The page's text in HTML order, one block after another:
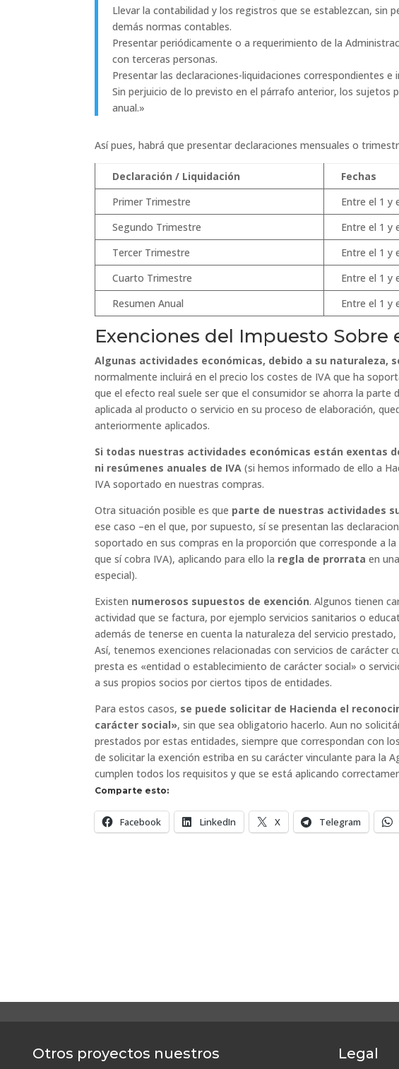
Llevar la contabilidad y los registros que se establezcan, sin
demás normas contables.
Presentar periódicamente o a requerimiento de la
con terceras personas.
Presentar las declaraciones-liquidaciones correspondientes
Sin perjuicio de lo previsto en el párrafo anterior, los sujetos
anual.»
Así pues, habrá que presentar declaraciones mensuales o
Declaración / Liquidación
Fechas
Primer Trimestre
Entre el 1 y
Segundo Trimestre
Entre el 1 y
Tercer Trimestre
Entre el 1 y
Cuarto Trimestre
Entre el 1 y
Resumen Anual
Entre el 1 y
Exenciones del Impuesto Sobre
Algunas actividades económicas, debido a su naturaleza,
normalmente incluirá en el precio los costes de IVA que ha
que el efecto real suele ser que el consumidor se ahorra la parte
aplicada al producto o servicio en su proceso de elaboración,
anteriormente aplicados.
Si todas nuestras actividades económicas están exentas
ni resúmenes anuales de IVA (si hemos informado de ello a
IVA soportado en nuestras compras.
Otra situación posible es que parte de nuestras actividades
ese caso –en el que, por supuesto, sí se presentan las
soportado en sus compras en la proporción que corresponde a
que sí cobra IVA), aplicando para ello la regla de prorrataen
especial).
Existen numerosos supuestos de exención. Algunos tienen
actividad que se factura, por ejemplo servicios sanitarios o
además de tenerse en cuenta la naturaleza del servicio
Así, tenemos exenciones relacionadas con servicios de carácter
presta es «entidad o establecimiento de carácter social» o
a sus propios socios por ciertos tipos de entidades.
Para estos casos, se puede solicitar de Hacienda el
carácter social», sin que sea obligatorio hacerlo. Aun no
prestados por estas entidades, siempre que correspondan con
de solicitar la exención estriba en su carácter vinculante para la
cumplen todos los requisitos y que se está aplicando
Comparte esto:
Facebook LinkedIn X Telegram
Otros proyectos nuestros Legal